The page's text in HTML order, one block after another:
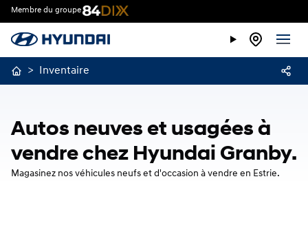
Membre du groupe
> Inventaire
Autos neuves et usagées à
vendre chez Hyundai Granby.
Magasinez nos véhicules neufs et d'occasion à vendre en Estrie.